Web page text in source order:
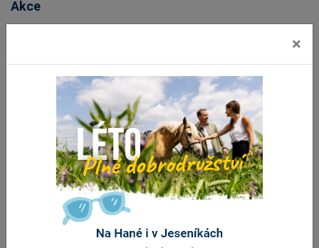
Akce
Dožínky
Olomouckého
Amfiteátr
na Hané
Letní
kino:
Poberta
Černá věž
Drahanovice
Veterán
Rallye z
lázní do
lázní
Lázně
Zdraví a
×